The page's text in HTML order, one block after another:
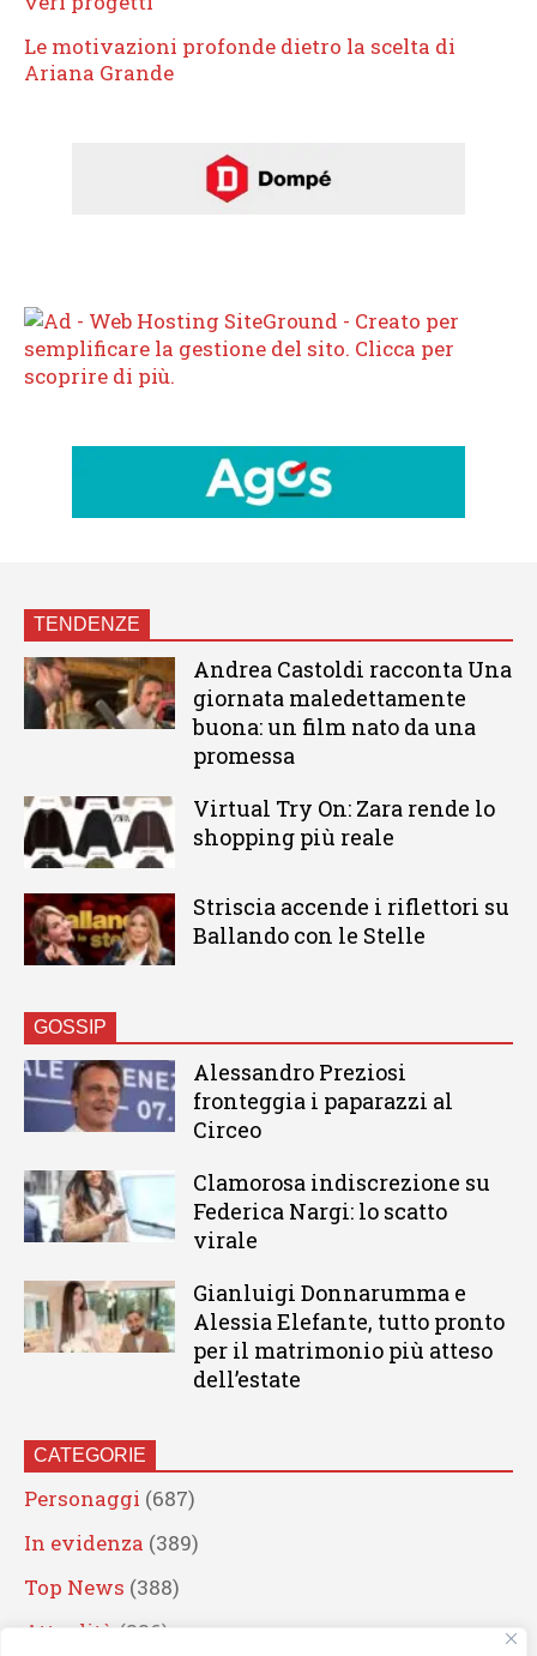
Le motivazioni profonde dietro la scelta di
Ariana Grande
TENDENZE
Andrea Castoldi racconta Una
giornata maledettamente
buona: un film nato da una
promessa
Virtual Try On: Zara rende lo
shopping più reale
Striscia accende i riflettori su
Ballando con le Stelle
GOSSIP
Alessandro Preziosi
fronteggia i paparazzi al
Circeo
Clamorosa indiscrezione su
Federica Nargi: lo scatto
virale
Gianluigi Donnarumma e
Alessia Elefante, tutto pronto
per il matrimonio più atteso
dell’estate
CATEGORIE
Personaggi (687)
In evidenza (389)
Top News (388)
Attualità (336)